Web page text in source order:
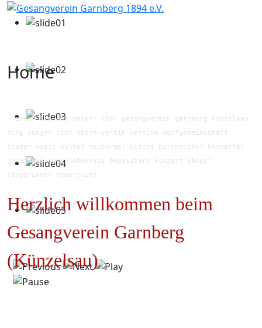
Home
Finden Sie uns unter: chor gesangverein garnberg künzelsau
sing singen chor chöre verein vereine dorfgemeinschaft
lieder musik kultur neubürger kirche kirchenchor kochertal
hohenlohe hohenlohekreis begeistern konzert sänger
sängerinnen repertoire
Herzlich willkommen beim
Gesangverein Garnberg
(Künzelsau)